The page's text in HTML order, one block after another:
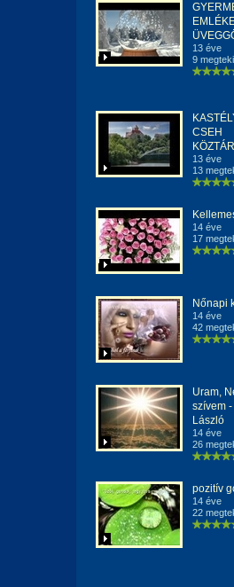
13 éve
9
CSEH
13 éve
13
14 éve
17
Nőnapi
14 éve
42
Uram,
szívem
László
14 éve
26
pozitív
14 éve
22